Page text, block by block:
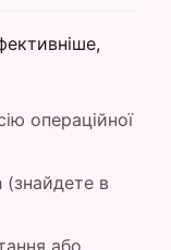
операційної
(знайдете в
або